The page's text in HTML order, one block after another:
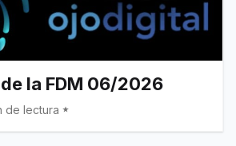
la FDM 06/2026
de lectura